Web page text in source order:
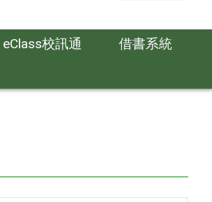
eClass校訊通
借書系統